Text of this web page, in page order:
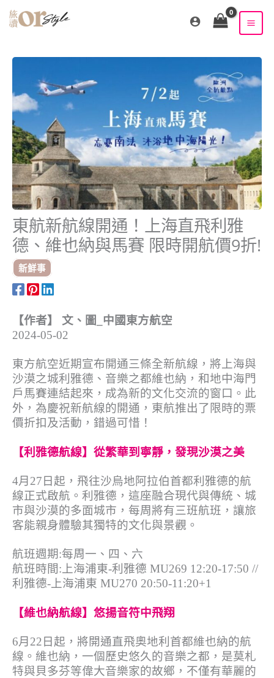
東航新航線開通！上海直飛利雅
德、維也納與馬賽 限時開航價9折!
新鮮事
【作者】 文、圖_中國東方航空
2024-05-02
東方航空近期宣布開通三條全新航線，將上海與
沙漠之城利雅德、音樂之都維也納，和地中海門
戶馬賽連結起來，成為新的文化交流的窗口。此
外，為慶祝新航線的開通，東航推出了限時的票
價折扣及活動，錯過可惜！
【利雅德航線】從繁華到寧靜，發現沙漠之美
4月27日起，飛往沙烏地阿拉伯首都利雅德的航
線正式啟航。利雅德，這座融合現代與傳統、城
市與沙漠的多面城市，每周將有三班航班，讓旅
客能親身體驗其獨特的文化與景觀。
航班週期:每周一、四、六
航班時間:上海浦東-利雅德 MU269 12:20-17:50 //
利雅德-上海浦東 MU270 20:50-11:20+1
【維也納航線】悠揚音符中飛翔
6月22日起，將開通直飛奧地利首都維也納的航
線。維也納，一個歷史悠久的音樂之都，是莫札
特與貝多芬等偉大音樂家的故鄉，不僅有華麗的